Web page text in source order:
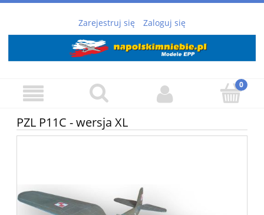
Zarejestruj się Zaloguj się
PZL P11C - wersja XL